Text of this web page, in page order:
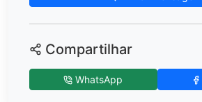
Compartilhar
WhatsApp